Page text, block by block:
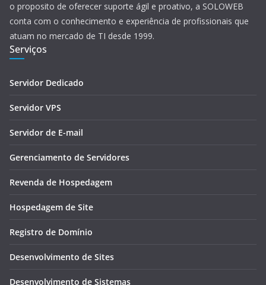
o proposito de oferecer suporte ágil e proativo, a SOLOWEB
conta com o conhecimento e experiência de profissionais que
atuam no mercado de TI desde 1999.
Serviços
Servidor Dedicado
Servidor VPS
Servidor de E-mail
Gerenciamento de Servidores
Revenda de Hospedagem
Hospedagem de Site
Registro de Domínio
Desenvolvimento de Sites
Desenvolvimento de Sistemas